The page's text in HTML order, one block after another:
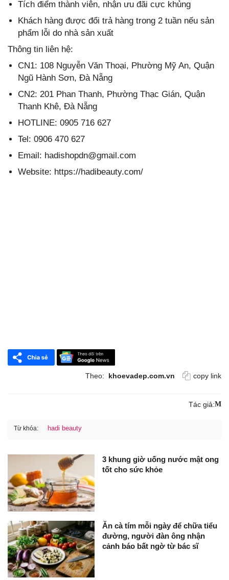
Tích điểm thành viên, nhận ưu đãi cực khủng
Khách hàng được đổi trả hàng trong 2 tuần nếu sản
phẩm lỗi do nhà sản xuất
Thông tin liên hệ:
CN1: 108 Nguyễn Văn Thoại, Phường Mỹ An, Quận
Ngũ Hành Sơn, Đà Nẵng
CN2: 201 Phan Thanh, Phường Thạc Gián, Quận
Thanh Khê, Đà Nẵng
HOTLINE: 0905 716 627
Tel: 0906 470 627
Email: hadishopdn@gmail.com
Website: https://hadibeauty.com/
Theo: khoevadep.com.vn copy link
Tác giả:M
Từ khóa: hadi beauty
3 khung giờ uống nước mật ong
tốt cho sức khỏe
Ăn cà tím mỗi ngày để chữa tiểu
đường, người đàn ông nhận
cảnh báo bất ngờ từ bác sĩ